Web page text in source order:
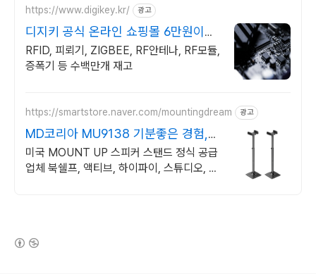
https://www.digikey.kr/ 광고
디지키 공식 온라인 쇼핑몰 6만원이상
무료배송,당일발송
RFID, 피뢰기, ZIGBEE, RF안테나, RF모듈,
증폭기 등 수백만개 재고
https://smartstore.naver.com/mountingdream 광고
MD코리아 MU9138 기분좋은 경험,
행복한 소리
미국 MOUNT UP 스피커 스탠드 정식 공급
업체 북쉘프, 액티브, 하이파이, 스튜디오, 위